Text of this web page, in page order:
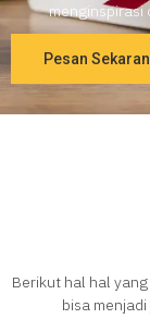
menginspirasi
Pesan
Berikut hal hal
bisa